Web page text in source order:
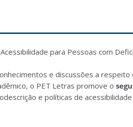
para Pessoas com
e discussões a respeito
o PET Letras promove o
e políticas de